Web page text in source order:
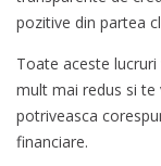
pozitive din partea
Toate aceste
mult mai redus si te
potriveasca
financiare.